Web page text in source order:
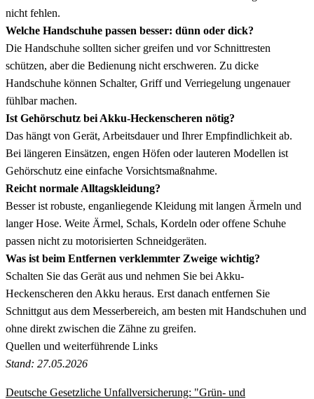
nicht fehlen.
Welche Handschuhe passen besser: dünn oder dick?
Die Handschuhe sollten sicher greifen und vor Schnittresten
schützen, aber die Bedienung nicht erschweren. Zu dicke
Handschuhe können Schalter, Griff und Verriegelung ungenauer
fühlbar machen.
Ist Gehörschutz bei Akku-Heckenscheren nötig?
Das hängt von Gerät, Arbeitsdauer und Ihrer Empfindlichkeit ab.
Bei längeren Einsätzen, engen Höfen oder lauteren Modellen ist
Gehörschutz eine einfache Vorsichtsmaßnahme.
Reicht normale Alltagskleidung?
Besser ist robuste, enganliegende Kleidung mit langen Ärmeln und
langer Hose. Weite Ärmel, Schals, Kordeln oder offene Schuhe
passen nicht zu motorisierten Schneidgeräten.
Was ist beim Entfernen verklemmter Zweige wichtig?
Schalten Sie das Gerät aus und nehmen Sie bei Akku-
Heckenscheren den Akku heraus. Erst danach entfernen Sie
Schnittgut aus dem Messerbereich, am besten mit Handschuhen und
ohne direkt zwischen die Zähne zu greifen.
Quellen und weiterführende Links
Stand: 27.05.2026
Deutsche Gesetzliche Unfallversicherung: "Grün- und